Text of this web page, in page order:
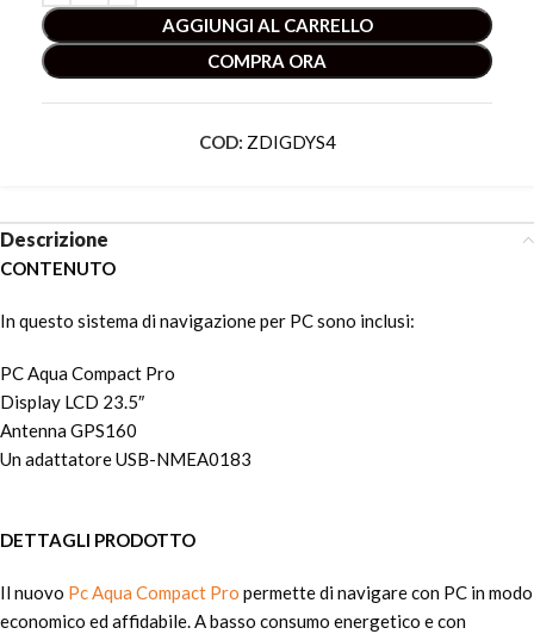
AGGIUNGI AL CARRELLO
COMPRA ORA
COD: ZDIGDYS4
Descrizione
CONTENUTO
In questo sistema di navigazione per PC sono inclusi:
PC Aqua Compact Pro
Display LCD 23.5″
Antenna GPS160
Un adattatore USB-NMEA0183
DETTAGLI PRODOTTO
Il nuovo Pc Aqua Compact Pro permette di navigare con PC in modo
economico ed affidabile. A basso consumo energetico e con